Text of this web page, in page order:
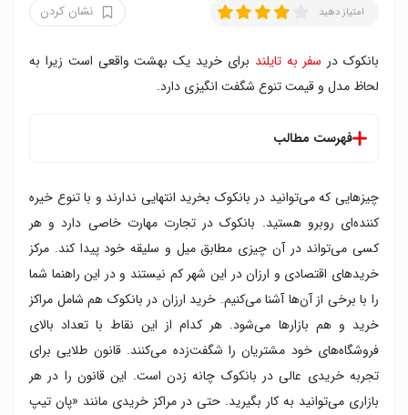
امتیاز دهید نشان کردن
بانکوک در سفر به تایلند برای خرید یک بهشت واقعی است زیرا به
لحاظ مدل و قیمت تنوع شگفت انگیزی دارد.
فهرست مطالب
۱. پلاتینوم فشن مال
۲. بازار آخر هفته چاتوچاک
۳. بازار شبانه تالاد روت فای
۴. پان تیپ پلازا
۶. ام بی کی سنتر
۸. بازار ویکتوری مانیومنت
۹. سنترال ورلد
۱۰. ترمینال ۲۱
چیزهایی که می‌توانید در بانکوک بخرید انتهایی ندارند و با تنوع خیره
کننده‌ای روبرو هستید. بانکوک در تجارت مهارت خاصی دارد و هر
کسی می‌تواند در آن چیزی مطابق میل و سلیقه خود پیدا کند. مرکز
خریدهای اقتصادی و ارزان در این شهر کم نیستند و در این راهنما شما
را با برخی از آن‌ها آشنا می‌کنیم. خرید ارزان در بانکوک هم شامل مراکز
خرید و هم بازارها می‌شود. هر کدام از این نقاط با تعداد بالای
فروشگاه‌های خود مشتریان را شگفت‌زده می‌کنند. قانون طلایی برای
تجربه خریدی عالی در بانکوک چانه زدن است. این قانون را در هر
بازاری می‌توانید به کار بگیرید. حتی در مراکز خریدی مانند «پان تیپ